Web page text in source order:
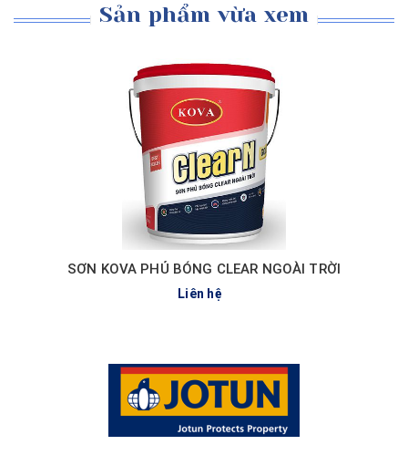
Sản phẩm vừa xem
SƠN KOVA PHỦ BÓNG CLEAR NGOÀI TRỜI
Liên hệ